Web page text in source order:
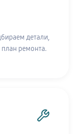
детали,
ремонта.